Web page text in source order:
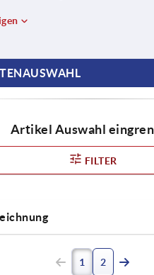
Artikel Auswahl
FILTER
1 2